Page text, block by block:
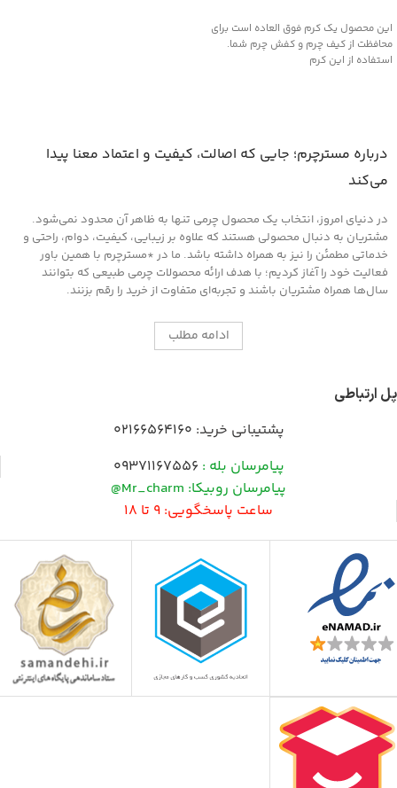
این محصول یک کرم فوق العاده است برای
محافظت از کیف چرم و کفش چرم شما.
استفاده از این کرم
درباره مسترچرم؛ جایی که اصالت، کیفیت و اعتماد معنا پیدا
می‌کند
در دنیای امروز، انتخاب یک محصول چرمی تنها به ظاهر آن محدود نمی‌شود.
مشتریان به دنبال محصولی هستند که علاوه بر زیبایی، کیفیت، دوام، راحتی و
خدماتی مطمئن را نیز به همراه داشته باشد. ما در *مسترچرم با همین باور
فعالیت خود را آغاز کردیم؛ با هدف ارائه محصولات چرمی طبیعی که بتوانند
سال‌ها همراه مشتریان باشند و تجربه‌ای متفاوت از خرید را رقم بزنند.
ادامه مطلب
پل ارتباطی
پشتیبانی خرید: 02166564160
پیامرسان بله : 09371167556
پیامرسان روبیکا: Mr_charm@
ساعت پاسخگویی: 9 تا 18